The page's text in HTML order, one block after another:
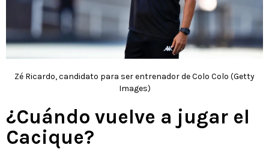
Zé Ricardo, candidato para ser entrenador de Colo Colo (Getty
Images)
¿Cuándo vuelve a jugar el
Cacique?